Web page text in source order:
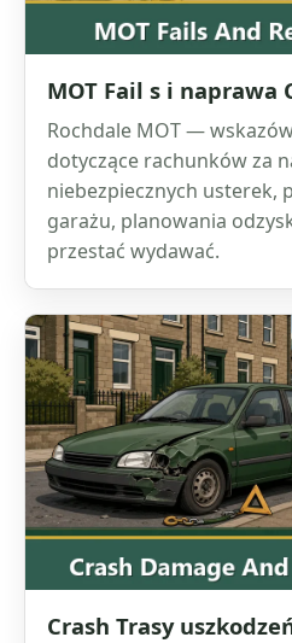
MOT Fail s i naprawa
Rochdale MOT —
dotyczące rachunków za
niebezpiecznych usterek,
garażu, planowania
przestać wydawać.
Crash Trasy